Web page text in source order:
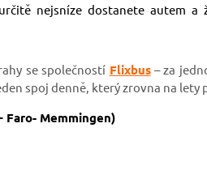
nejsníze dostanete autem a
se společností Flixbus– za
spoj denně, který zrovna na lety
Faro- Memmingen)